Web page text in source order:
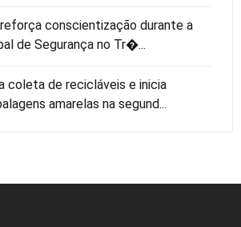
conscientização durante a
de Segurança no Tr�...
coleta de recicláveis e inicia
amarelas na segund...